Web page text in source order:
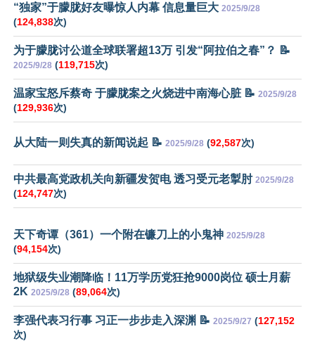
“独家”于朦胧好友曝惊人内幕 信息量巨大 2025/9/28
(124,838次)
为于朦胧讨公道全球联署超13万 引发“阿拉伯之春”？ 📝
2025/9/28 (119,715次)
温家宝怒斥蔡奇 于朦胧案之火烧进中南海心脏 📝 2025/9/28
(129,936次)
从大陆一则失真的新闻说起 📝 2025/9/28 (92,587次)
中共最高党政机关向新疆发贺电 透习受元老掣肘 2025/9/28
(124,747次)
天下奇谭（361）一个附在镰刀上的小鬼神 2025/9/28
(94,154次)
地狱级失业潮降临！11万学历党狂抢9000岗位 硕士月薪
2K 2025/9/28 (89,064次)
李强代表习行事 习正一步步走入深渊 📝 2025/9/27 (127,152
次)